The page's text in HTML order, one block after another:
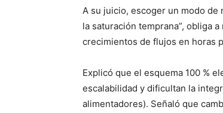
A su juicio, escoger un modo de
la saturación temprana”, obliga
crecimientos de flujos en horas
Explicó que el esquema 100 %
escalabilidad y dificultan la
alimentadores). Señaló que